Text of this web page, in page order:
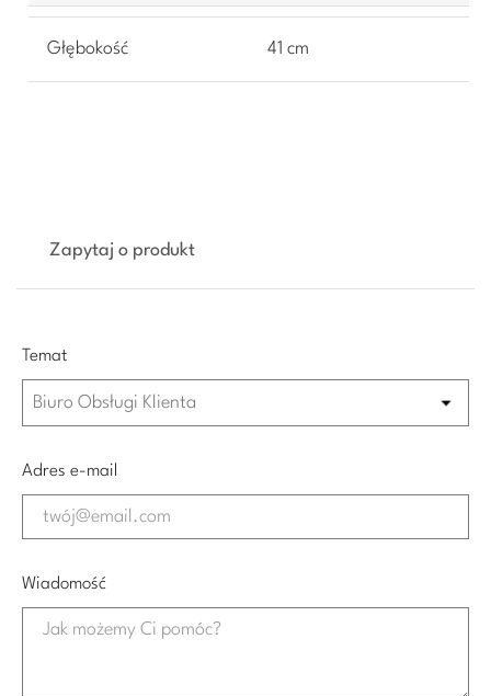
Głębokość 41 cm
Zapytaj o produkt
Temat
Adres e-mail
Wiadomość